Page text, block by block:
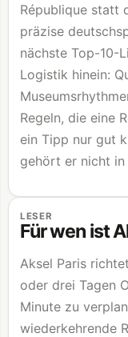
République statt
präzise
nächste Top-10-
Logistik hinein:
Regeln, die eine
ein Tipp nur gut
gehört er nicht in
LESER
Für wen ist
Aksel Paris
oder drei Tagen
Minute zu
wiederkehrende